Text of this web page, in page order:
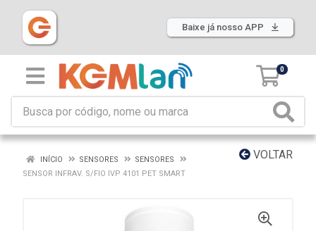
Baixe já nosso APP
0
VOLTAR
INÍCIO SENSORES
SENSORES
SENSOR INFRAV. S/FIO IVP 4101 PET SMART